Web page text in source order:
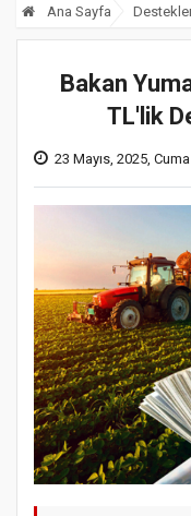
Ana Sayfa
Bakan
TL'lik
23 Mayıs, 2025,